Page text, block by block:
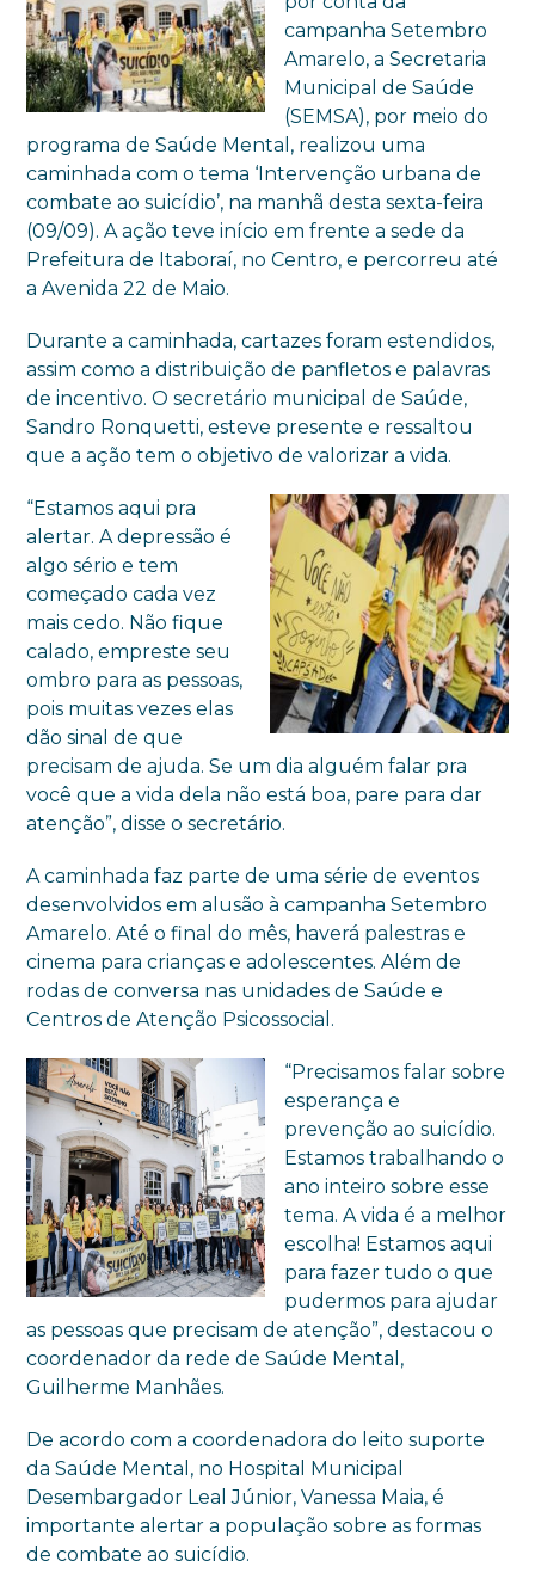
campanha Setembro
Amarelo, a Secretaria
Municipal de Saúde
(SEMSA), por meio do
programa de Saúde Mental, realizou uma
caminhada com o tema ‘Intervenção urbana de
combate ao suicídio’, na manhã desta sexta-feira
(09/09). A ação teve início em frente a sede da
Prefeitura de Itaboraí, no Centro, e percorreu até
a Avenida 22 de Maio.
Durante a caminhada, cartazes foram estendidos,
assim como a distribuição de panfletos e palavras
de incentivo. O secretário municipal de Saúde,
Sandro Ronquetti, esteve presente e ressaltou
que a ação tem o objetivo de valorizar a vida.
“Estamos aqui pra
alertar. A depressão é
algo sério e tem
começado cada vez
mais cedo. Não fique
calado, empreste seu
ombro para as pessoas,
pois muitas vezes elas
dão sinal de que
precisam de ajuda. Se um dia alguém falar pra
você que a vida dela não está boa, pare para dar
atenção”, disse o secretário.
A caminhada faz parte de uma série de eventos
desenvolvidos em alusão à campanha Setembro
Amarelo. Até o final do mês, haverá palestras e
cinema para crianças e adolescentes. Além de
rodas de conversa nas unidades de Saúde e
Centros de Atenção Psicossocial.
“Precisamos falar sobre
esperança e
prevenção ao suicídio.
Estamos trabalhando o
ano inteiro sobre esse
tema. A vida é a melhor
escolha! Estamos aqui
para fazer tudo o que
pudermos para ajudar
as pessoas que precisam de atenção”, destacou o
coordenador da rede de Saúde Mental,
Guilherme Manhães.
De acordo com a coordenadora do leito suporte
da Saúde Mental, no Hospital Municipal
Desembargador Leal Júnior, Vanessa Maia, é
importante alertar a população sobre as formas
de combate ao suicídio.